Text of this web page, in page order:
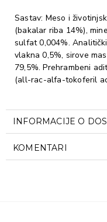
Sastav: Meso i
(bakalar riba 14%),
sulfat 0,004%.
vlakna 0,5%, sirove
79,5%. Prehrambeni
(all-rac-alfa-tokoferil
INFORMACIJE O
KOMENTARI